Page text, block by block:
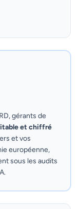
gérants de
et chiffré
et vos
européenne,
sous les audits